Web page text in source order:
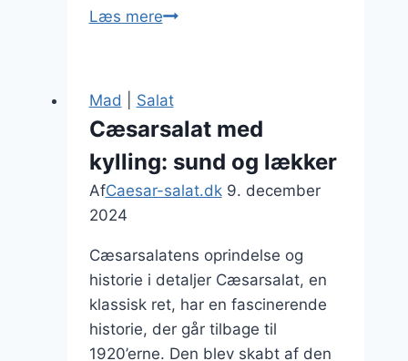
Læs mereCæsarsalat
festlige
lejligheder
Mad Salat
Cæsarsalat med
kylling: sund og lækker
AfCaesar-salat.dk 9. december
2024
Cæsarsalatens oprindelse og
historie i detaljer Cæsarsalat, en
klassisk ret, har en fascinerende
historie, der går tilbage til
1920’erne. Den blev skabt af den